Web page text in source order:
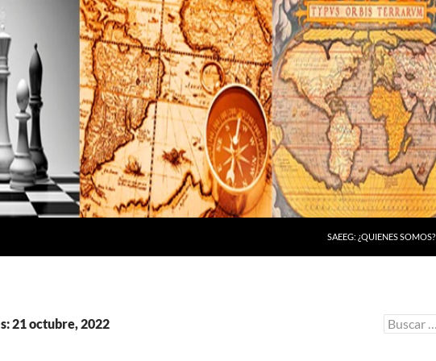
SAEEG: ¿QUIENES SOMOS?
21 octubre, 2022 Buscar: